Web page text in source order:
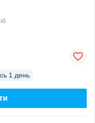
1 день